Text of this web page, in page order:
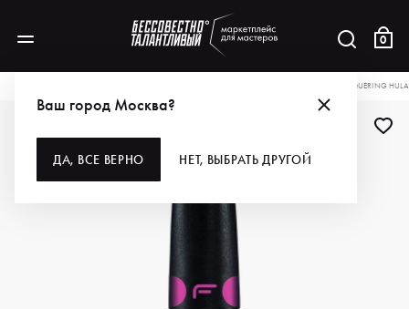
0
Ваш город Москва?
ДА, ВСЕ ВЕРНО НЕТ, ВЫБРАТЬ ДРУГОЙ
FABY ГЕЛЬ-ЛАК LACQUERING